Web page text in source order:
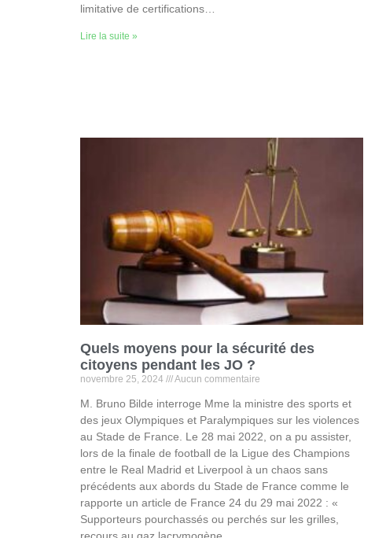
limitative de certifications…
Lire la suite »
Quels moyens pour la sécurité des
citoyens pendant les JO ?
novembre 25, 2024 Aucun commentaire
M. Bruno Bilde interroge Mme la ministre des sports et
des jeux Olympiques et Paralympiques sur les violences
au Stade de France. Le 28 mai 2022, on a pu assister,
lors de la finale de football de la Ligue des Champions
entre le Real Madrid et Liverpool à un chaos sans
précédents aux abords du Stade de France comme le
rapporte un article de France 24 du 29 mai 2022 : «
Supporteurs pourchassés ou perchés sur les grilles,